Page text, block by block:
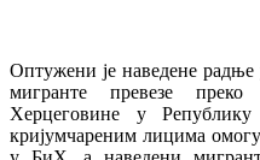
Оптужени је наведене
мигранте превезе
Херцеговине у
кријумчареним лицима